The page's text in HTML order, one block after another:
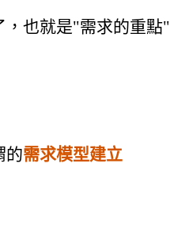
，也就是"需求的重點"
的需求模型建立